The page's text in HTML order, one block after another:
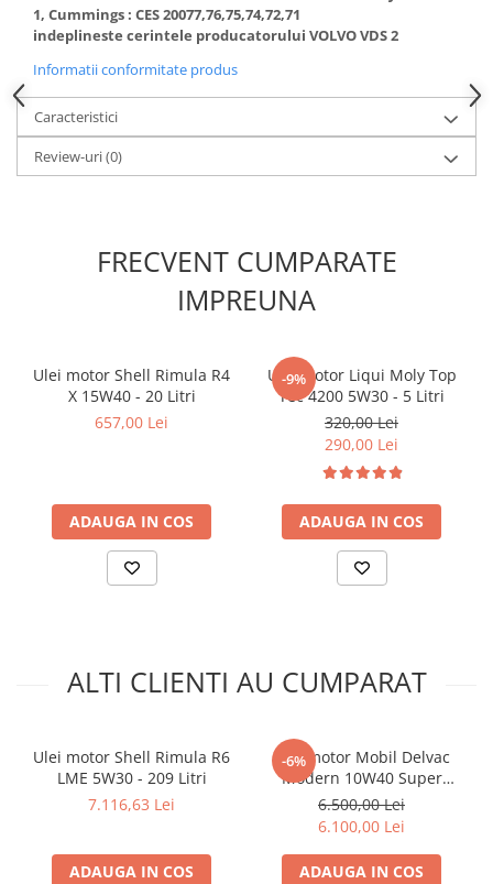
Kit lant distributie
Curea distributie
Pompa apa
Transmisie
Kit transmisie
Curea transmisie
Bielete antiruliu
Amortizor capota
Amortizor portbagaj/hayon
Arcuri
Pivot suspensie
► Accesorii auto
■ Covorase/presuri auto
■ Accesorii auto interior
■ Accesorii auto exterior
■ Electrice auto
1, Cummings : CES 20077,76,75,74,72,71
indeplineste cerintele producatorului VOLVO VDS 2
Informatii conformitate produs
Caracteristici
Review-uri(0)
FRECVENT CUMPARATE
IMPREUNA
Ulei motor Shell Rimula R4
X 15W40 - 20 Litri
657,00 Lei
ADAUGA IN COS
-9%
Ulei motor Liqui Moly Top
Tec 4200 5W30 - 5 Litri
320,00 Lei
290,00 Lei
ADAUGA IN COS
ALTI CLIENTI AU CUMPARAT
Ulei motor Shell Rimula R6
LME 5W30 - 209 Litri
7.116,63 Lei
ADAUGA IN COS
-6%
Ulei motor Mobil Delvac
Modern 10W40 Super
Defense V1 10W40 (XHP
EXTRA) - 208 Litri
6.500,00 Lei
6.100,00 Lei
ADAUGA IN COS